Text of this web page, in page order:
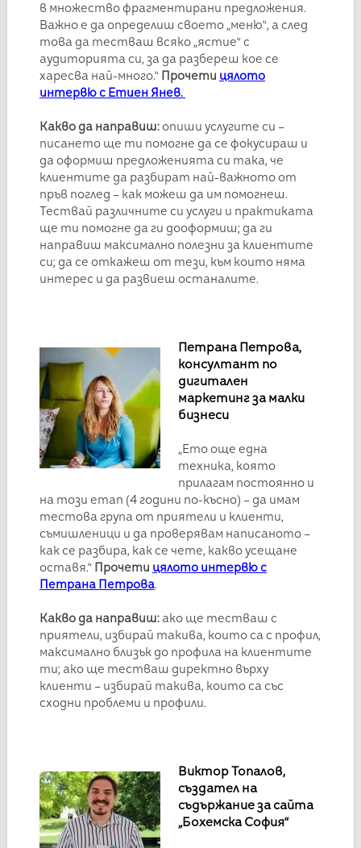
в множество фрагментирани предложения.
Важно е да определиш своето „меню“, а след
това да тестваш всяко „ястие“ с
аудиторията си, за да разбереш кое се
харесва най-много.“ Прочети цялото
интервю с Етиен Янев.
Какво да направиш: опиши услугите си –
писането ще ти помогне да се фокусираш и
да оформиш предложенията си така, че
клиентите да разбират най-важното от
пръв поглед – как можеш да им помогнеш.
Тествай различните си услуги и практиката
ще ти помогне да ги дооформиш; да ги
направиш максимално полезни за клиентите
си; да се откажеш от тези, към които няма
интерес и да развиеш останалите.
Петрана Петрова,
консултант по
дигитален
маркетинг за малки
бизнеси
„Ето още една
техника, която
прилагам постоянно и
на този етап (4 години по-късно) – да имам
тестова група от приятели и клиенти,
съмишленици и да проверявам написаното –
как се разбира, как се чете, какво усещане
оставя.“ Прочети цялото интервю с
Петрана Петрова.
Какво да направиш: ако ще тестваш с
приятели, избирай такива, които са с профил,
максимално близък до профила на клиентите
ти; ако ще тестваш директно върху
клиенти – избирай такива, които са със
сходни проблеми и профили.
Виктор Топалов,
създател на
съдържание за сайта
„Бохемска София“